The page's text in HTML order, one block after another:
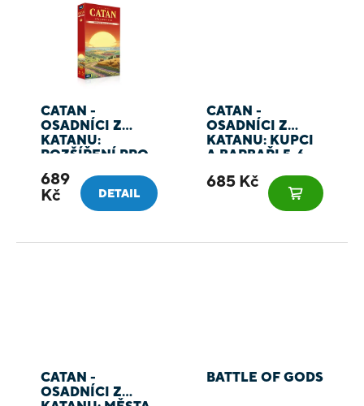
CATAN -
OSADNÍCI Z
KATANU:
ROZŠÍŘENÍ PRO
689
Kč
DETAIL
CATAN -
OSADNÍCI Z
KATANU: KUPCI
A BARBAŘI 5-6
685 Kč
CATAN -
OSADNÍCI Z
BATTLE OF GODS